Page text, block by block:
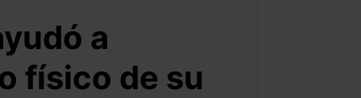
a
físico de su